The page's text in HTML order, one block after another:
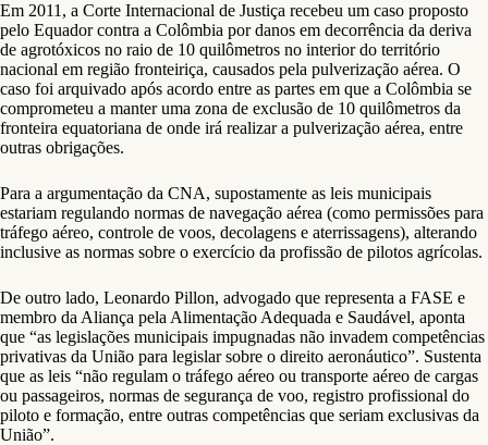
Em 2011, a Corte Internacional de Justiça recebeu um caso proposto
pelo Equador contra a Colômbia por danos em decorrência da deriva
de agrotóxicos no raio de 10 quilômetros no interior do território
nacional em região fronteiriça, causados pela pulverização aérea. O
caso foi arquivado após acordo entre as partes em que a Colômbia se
comprometeu a manter uma zona de exclusão de 10 quilômetros da
fronteira equatoriana de onde irá realizar a pulverização aérea, entre
outras obrigações.
Para a argumentação da CNA, supostamente as leis municipais
estariam regulando normas de navegação aérea (como permissões para
tráfego aéreo, controle de voos, decolagens e aterrissagens), alterando
inclusive as normas sobre o exercício da profissão de pilotos agrícolas.
De outro lado, Leonardo Pillon, advogado que representa a FASE e
membro da Aliança pela Alimentação Adequada e Saudável, aponta
que “as legislações municipais impugnadas não invadem competências
privativas da União para legislar sobre o direito aeronáutico”. Sustenta
que as leis “não regulam o tráfego aéreo ou transporte aéreo de cargas
ou passageiros, normas de segurança de voo, registro profissional do
piloto e formação, entre outras competências que seriam exclusivas da
União”.